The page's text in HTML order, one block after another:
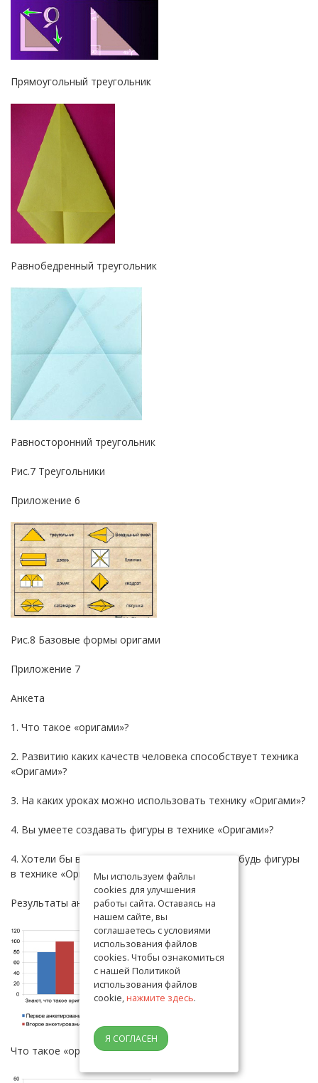
Прямоугольный треугольник
Равнобедренный треугольник
Равносторонний треугольник
Рис.7 Треугольники
Приложение 6
Рис.8 Базовые формы оригами
Приложение 7
Анкета
1. Что такое «оригами»?
2. Развитию каких качеств человека способствует техника
«Оригами»?
3. На каких уроках можно использовать технику «Оригами»?
4. Вы умеете создавать фигуры в технике «Оригами»?
4. Хотели бы вы научиться создавать какие-нибудь фигуры
в технике «Оригами»?
Результаты анкетирования
Что такое «оригами»?
Мы используем файлы
cookies для улучшения
работы сайта. Оставаясь на
нашем сайте, вы
соглашаетесь с условиями
использования файлов
cookies. Чтобы ознакомиться
с нашей Политикой
использования файлов
cookie,нажмите здесь.
Я СОГЛАСЕН